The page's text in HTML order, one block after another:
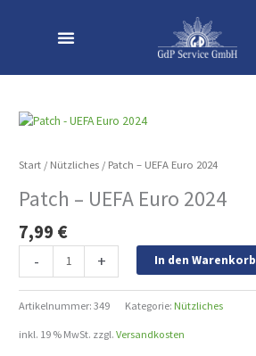
Start / Nützliches / Patch – UEFA Euro 2024
Patch – UEFA Euro 2024
7,99 €
-
Patch
UEFA
2024
+ In den Warenkorb
Artikelnummer:349 Kategorie: Nützliches
inkl. 19 % MwSt. zzgl.Versandkosten